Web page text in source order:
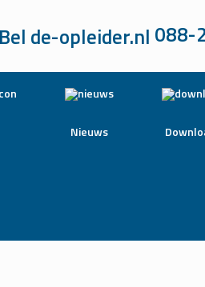
088-
Nieuws